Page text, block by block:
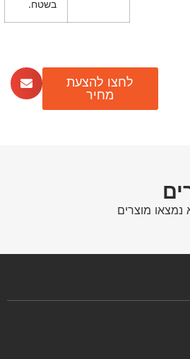
בשטח.
לחצו להצעת
מחיר
נמצאו מוצרים